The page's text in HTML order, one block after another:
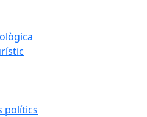
polítics